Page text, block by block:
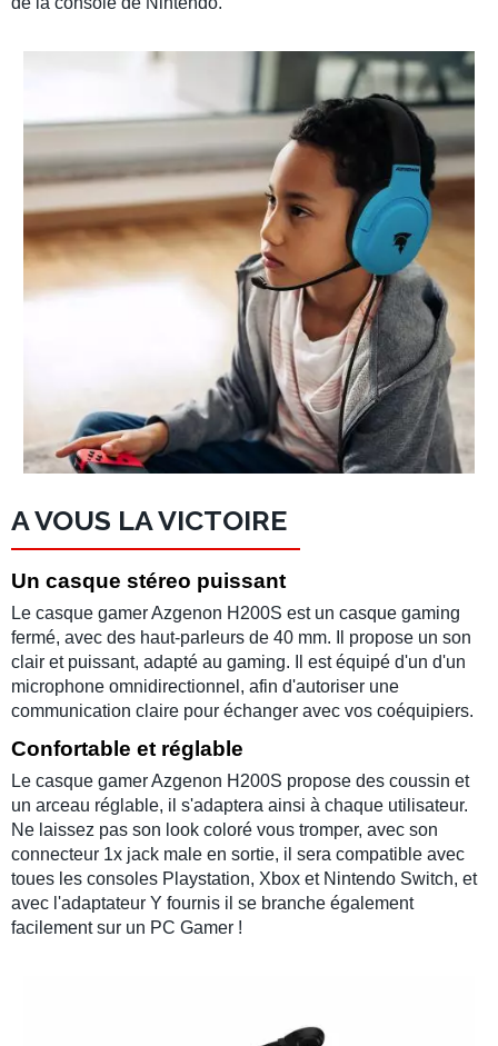
A VOUS LA VICTOIRE
Un casque stéreo puissant
Le casque gamer Azgenon H200S est un casque gaming
fermé, avec des haut-parleurs de 40 mm. Il propose un son
clair et puissant, adapté au gaming. Il est équipé d'un d'un
microphone omnidirectionnel, afin d'autoriser une
communication claire pour échanger avec vos coéquipiers.
Confortable et réglable
Le casque gamer Azgenon H200S propose des coussin et
un arceau réglable, il s'adaptera ainsi à chaque utilisateur.
Ne laissez pas son look coloré vous tromper, avec son
connecteur 1x jack male en sortie, il sera compatible avec
toues les consoles Playstation, Xbox et Nintendo Switch, et
avec l'adaptateur Y fournis il se branche également
facilement sur un PC Gamer !